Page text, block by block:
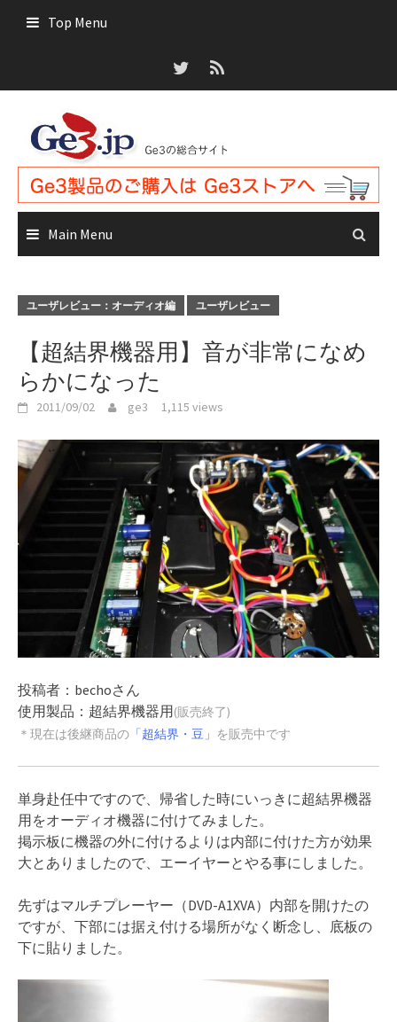
Top Menu
Main Menu
ユーザレビュー：オーディオ編 ユーザレビュー
【超結界機器用】音が非常になめ
らかになった
2011/09/02 ge3 1,115 views
投稿者：bechoさん
使用製品：超結界機器用(販売終了)
＊現在は後継商品の 「超結界・豆」 を販売中です
単身赴任中ですので、帰省した時にいっきに超結界機器
用をオーディオ機器に付けてみました。
掲示板に機器の外に付けるよりは内部に付けた方が効果
大とありましたので、エーイヤーとやる事にしました。
先ずはマルチプレーヤー（DVD-A1XVA）内部を開けたの
ですが、下部には据え付ける場所がなく断念し、底板の
下に貼りました。